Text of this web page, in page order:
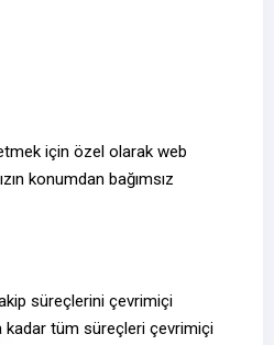
için özel olarak web
konumdan bağımsız
süreçlerini çevrimiçi
kadar tüm süreçleri çevrimiçi